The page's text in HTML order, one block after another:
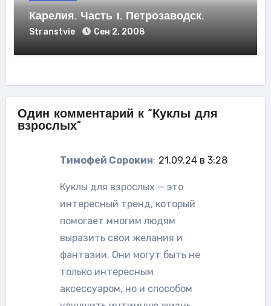
Карелия. Часть 1. Петрозаводск.
Stranstvie Сен 2, 2008
Один комментарий к “Куклы для
взрослых”
Тимофей Сорокин: 21.09.24 в 3:28
Куклы для взрослых — это
интересный тренд, который
помогает многим людям
выразить свои желания и
фантазии. Они могут быть не
только интересным
аксессуаром, но и способом